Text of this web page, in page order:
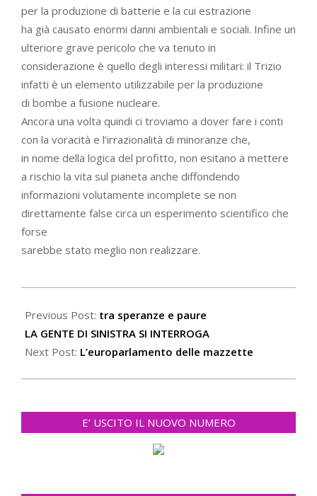
per la produzione di batterie e la cui estrazione
ha già causato enormi danni ambientali e sociali. Infine un
ulteriore grave pericolo che va tenuto in
considerazione è quello degli interessi militari: il Trizio
infatti è un elemento utilizzabile per la produzione
di bombe a fusione nucleare.
Ancora una volta quindi ci troviamo a dover fare i conti
con la voracità e l’irrazionalità di minoranze che,
in nome della logica del profitto, non esitano a mettere
a rischio la vita sul pianeta anche diffondendo
informazioni volutamente incomplete se non
direttamente false circa un esperimento scientifico che
forse
sarebbe stato meglio non realizzare.
12-
18
Previous Post: tra speranze e paure
LA GENTE DI SINISTRA SI INTERROGA
Next Post: L’europarlamento delle mazzette
E’ USCITO IL NUOVO NUMERO